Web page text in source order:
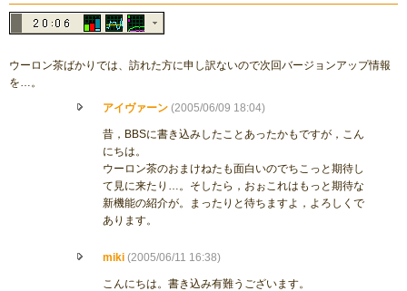
ウーロン茶ばかりでは、訪れた方に申し訳ないので次回バージョンアップ情報
を…。
アイヴァーン (2005/06/09 18:04)
昔，BBSに書き込みしたことあったかもですが，こん
にちは。
ウーロン茶のおまけねたも面白いのでちこっと期待し
て見に来たり…。そしたら，おぉこれはもっと期待な
新機能の紹介が。まったりと待ちますよ，よろしくで
あります。
miki (2005/06/11 16:38)
こんにちは。書き込み有難うございます。